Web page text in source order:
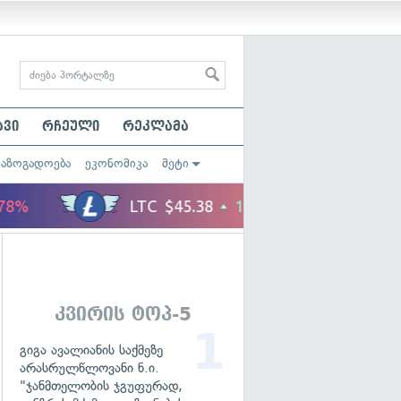
რჩეული რეკლამა
ეკონომიკა მეტი
კვირის ტოპ-5
გიგა ავალიანის საქმეზე
არასრულწლოვანი ნ.ი.
"ჯანმთელობის ჯგუფურად,